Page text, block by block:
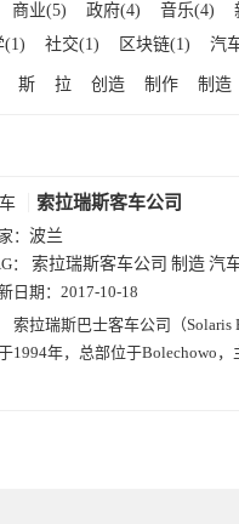
商业(5) 政府(4) 音乐(4)
(1) 社交(1) 区块链(1) 汽
斯 拉 创造 制作 制造
索拉瑞斯客车公司
： 波兰
： 索拉瑞斯客车公司 制造 汽
日期： 2017-10-18
索拉瑞斯巴士客车公司（Solaris
1994年，总部位于Bolechowo